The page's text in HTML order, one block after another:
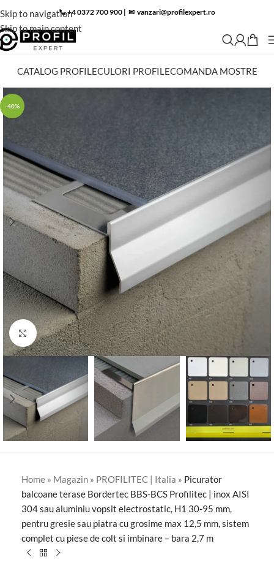
Skip to navigation
Skip to main content
📞 +4 0372 700 900 | ✉︎ vanzari@profilexpert.ro
CATALOG PROFILECULORI PROFILECOMANDA MOSTRE
-40%
Click to enlarge
Home » Magazin » PROFILITEC | Italia » Picurator
balcoane terase Bordertec BBS-BCS Profilitec | inox AISI
304 sau aluminiu vopsit electrostatic, H1 30-95 mm,
pentru gresie sau piatra cu grosime max 12,5 mm, sistem
complet cu piese de colt si imbinare – bara 2,7 m